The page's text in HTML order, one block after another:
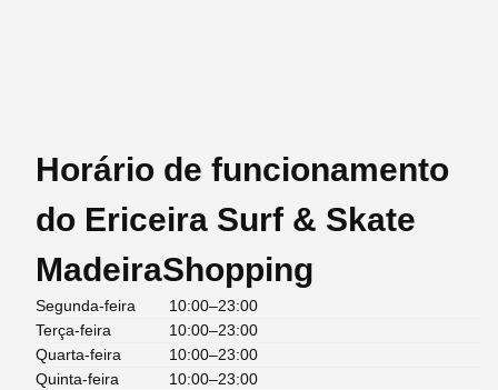
Horário de funcionamento
do Ericeira Surf & Skate
MadeiraShopping
Segunda-feira
10:00–23:00
Terça-feira
10:00–23:00
Quarta-feira
10:00–23:00
Quinta-feira
10:00–23:00